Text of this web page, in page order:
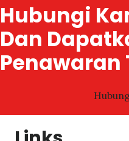
Hubungi
Dan
Penawaran